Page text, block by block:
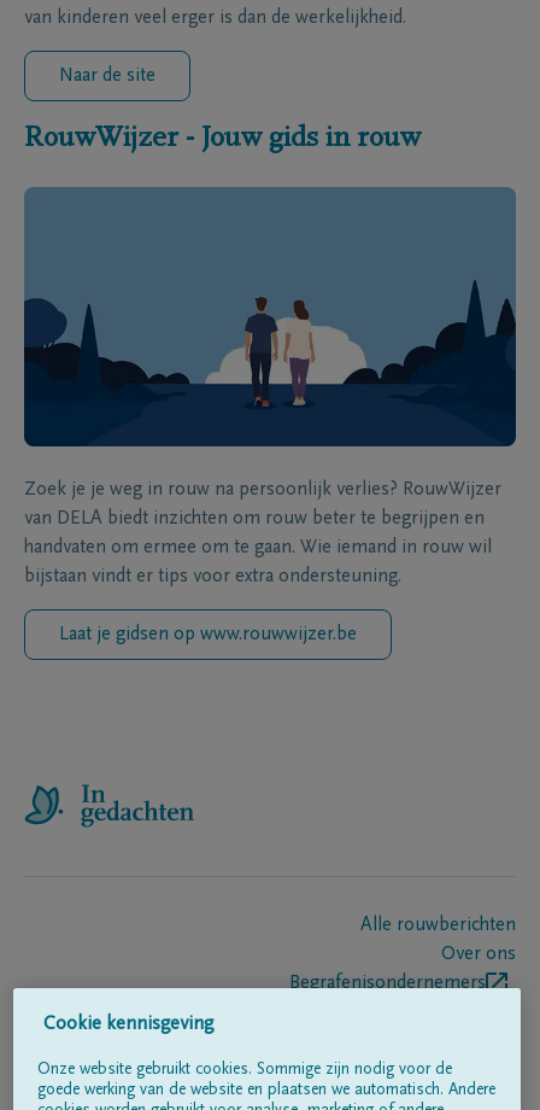
van kinderen veel erger is dan de werkelijkheid.
Naar de site
RouwWijzer - Jouw gids in rouw
Zoek je je weg in rouw na persoonlijk verlies? RouwWijzer
van DELA biedt inzichten om rouw beter te begrijpen en
handvaten om ermee om te gaan. Wie iemand in rouw wil
bijstaan vindt er tips voor extra ondersteuning.
Laat je gidsen op www.rouwwijzer.be
Alle rouwberichten
Over ons
Begrafenisondernemers
Volg ons op
Cookie kennisgeving
Onze website gebruikt cookies. Sommige zijn nodig voor de
goede werking van de website en plaatsen we automatisch. Andere